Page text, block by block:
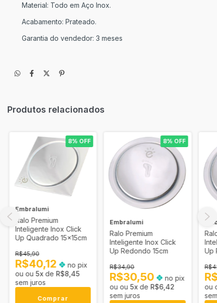
Material: Todo em Aço Inox.
Acabamento: Prateado.
Garantia do vendedor: 3 meses
Produtos relacionados
8% OFF
Embralumi
Ralo Premium
Inteligente Inox Click
Up Quadrado 15x15cm
R$45,90
R$40,12
no pix
5x de R$8,45
sem juros
Comprar
8% OFF
Embralumi
Ralo Premium
Inteligente Inox Click
Up Redondo 15cm
R$34,90
R$30,50
no pix
5x de R$6,42
sem juros
Up